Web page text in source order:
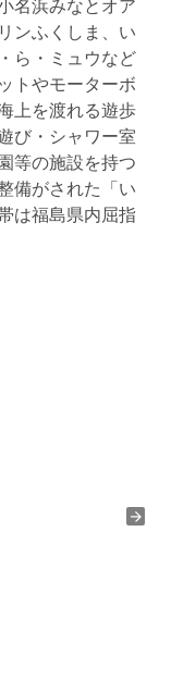
ンふくしま、い
ら・ミュウなど
トやモーターボ
上を渡れる遊歩
び・シャワー室
等の施設を持つ
備がされた「い
は福島県内屈指